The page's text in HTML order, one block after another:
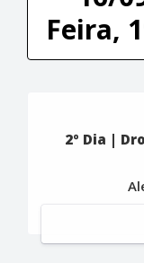
Feira,
2º Dia |